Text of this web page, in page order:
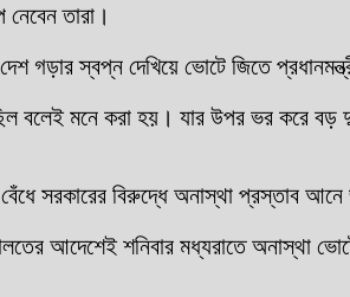
তারা।
গড়ার স্বপ্ন দেখিয়ে ভোটে জিতে
বলেই মনে করা হয়। যার উপর ভর করে
সরকারের বিরুদ্ধে অনাস্থা প্রস্তাব আনে
আদেশেই শনিবার মধ্যরাতে অনাস্থা